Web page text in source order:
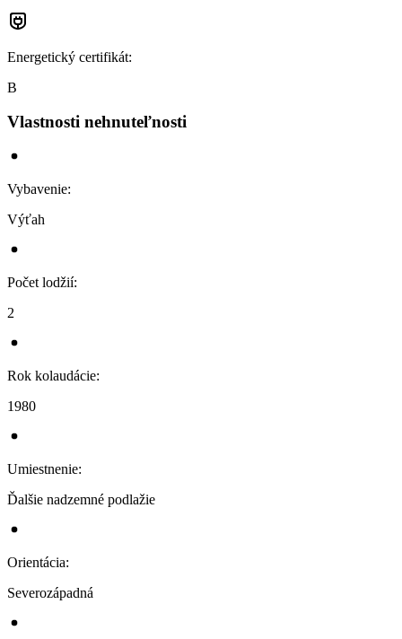
Energetický certifikát:
B
Vlastnosti nehnuteľnosti
Vybavenie:
Výťah
Počet lodžií:
2
Rok kolaudácie:
1980
Umiestnenie:
Ďalšie nadzemné podlažie
Orientácia:
Severozápadná